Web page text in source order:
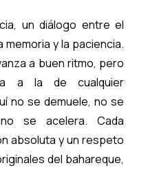
un diálogo entre el
y la paciencia.
a buen ritmo, pero
a la de cualquier
no se demuele, no se
se acelera. Cada
absoluta y un respeto
del bahareque,